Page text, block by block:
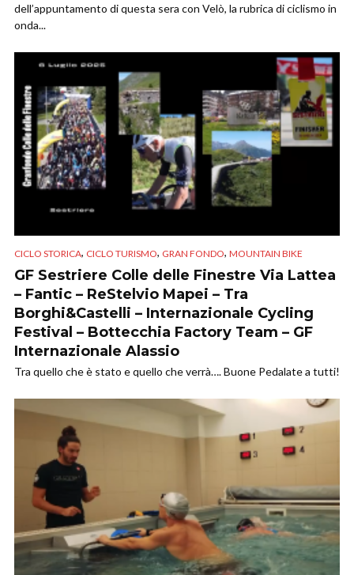
dell’appuntamento di questa sera con Velò, la rubrica di ciclismo in
onda...
CICLO STORICA, CICLO TURISMO, GRAN FONDO, MOUNTAIN BIKE
GF Sestriere Colle delle Finestre Via Lattea
– Fantic – ReStelvio Mapei – Tra
Borghi&Castelli – Internazionale Cycling
Festival – Bottecchia Factory Team – GF
Internazionale Alassio
Tra quello che è stato e quello che verrà…. Buone Pedalate a tutti!